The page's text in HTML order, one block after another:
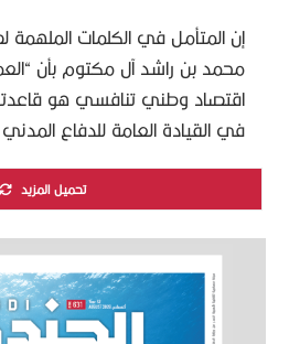
إن المتأمل في الكلمات
محمد بن راشد آل مكتوم بأن
اقتصاد وطني تنافسي هو قاعدته
في القيادة العامة للدفاع
تحميل المزيد